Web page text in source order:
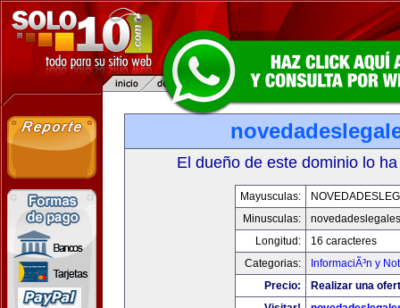
El dueño de este dominio lo
Mayusculas:
Minusculas:
Longitud:
16 caracteres
Categorias:
InformaciÃ³n y
Precio:
Realizar una